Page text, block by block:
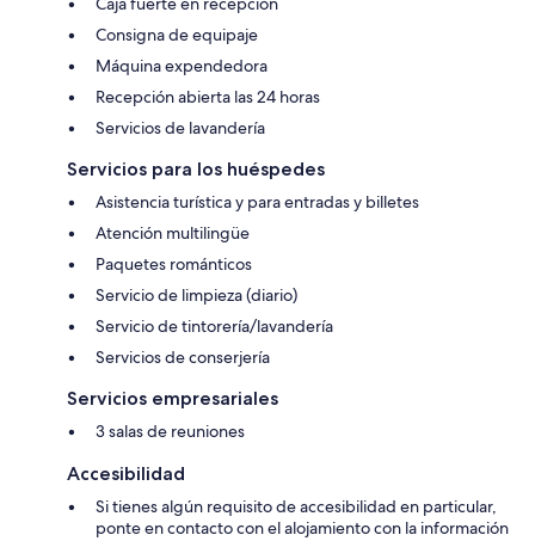
Consigna de equipaje
Máquina expendedora
Recepción abierta las 24 horas
Servicios de lavandería
Servicios para los huéspedes
Asistencia turística y para entradas y billetes
Atención multilingüe
Paquetes románticos
Servicio de limpieza (diario)
Servicio de tintorería/lavandería
Servicios de conserjería
Servicios empresariales
3 salas de reuniones
Accesibilidad
Si tienes algún requisito de accesibilidad en particular,
ponte en contacto con el alojamiento con la información